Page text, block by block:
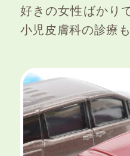
好きの女性ばかり
小児皮膚科の診療